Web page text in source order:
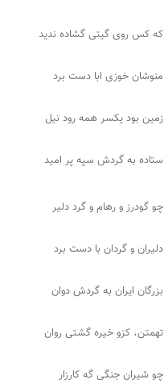
که کس روی گیتی گشاده ندید
منوشان خوزی ابا دست برد
زمین بود یکسر همه رود نیل
ستاده به گردش سپه پر امید
چو گودرز و رهام و گرد دلیر
دلیران و گردان با دست برد
بزرگان ایران به گردش دوان
تهمتن، کزو خیره گشتی روان
چو شیران جنگی گه کارزار